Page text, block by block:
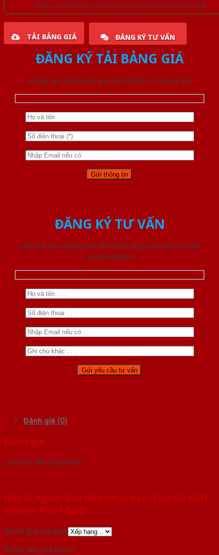
Nhiều ưu đãi lớn khi đăng ký tài khoản thành viên thân thiết
TẢI BẢNG GIÁ ĐĂNG KÝ TƯ VẤN
ĐĂNG KÝ TẢI BẢNG GIÁ
Đăng ký nhận báo giá mới nhất từ chúng tôi
ĐĂNG KÝ TƯ VẤN
Liên hệ với chúng tôi để nhận được tư vấn chi tiết
về sản phẩm
Đánh giá (0)
Đánh giá
Chưa có đánh giá nào.
Hãy là người đầu tiên nhận xét “Cửa Gỗ MDF
Veneer P1G1-SGD”
Đánh giá của bạn
Nhận xét của bạn *